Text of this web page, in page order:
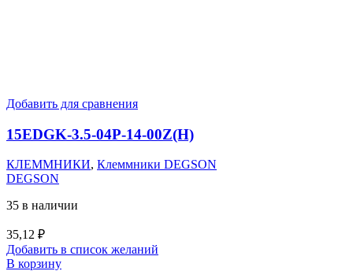
Добавить для сравнения
15EDGK-3.5-04P-14-00Z(H)
КЛЕММНИКИ, Клеммники DEGSON
DEGSON
35 в наличии
35,12 ₽
Добавить в список желаний
В корзину